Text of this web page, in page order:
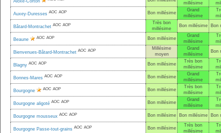
Aloxe-Corton
millésime
Auxey-Duresses AOC AOP Bon millésime
Grand
millésime
Bâtard-Montrachet AOC AOP
Très bon
millésime
Bon millésime Bon
Beaune AOC AOP Bon millésime
Grand
millésime
Bienvenues-Bâtard-Montrachet AOC AOP
Millésime
moyen
Grand
millésime
Bon
Blagny AOC AOP Bon millésime
Très bon
millésime
Bonnes-Mares AOC AOP Bon millésime
Grand
millésime
Bourgogne AOC AOP Bon millésime
Très bon
millésime
Bourgogne aligoté AOC AOP Bon millésime
Grand
millésime
Bourgogne mousseux AOC AOP Bon millésime Bon millésime Bon
Bourgogne Passe-tout-grains AOC AOP Bon millésime
Très bon
millésime